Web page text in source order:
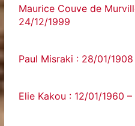
Maurice Couve de
24/12/1999
Paul Misraki : 28/01/
Elie Kakou : 12/01/1960